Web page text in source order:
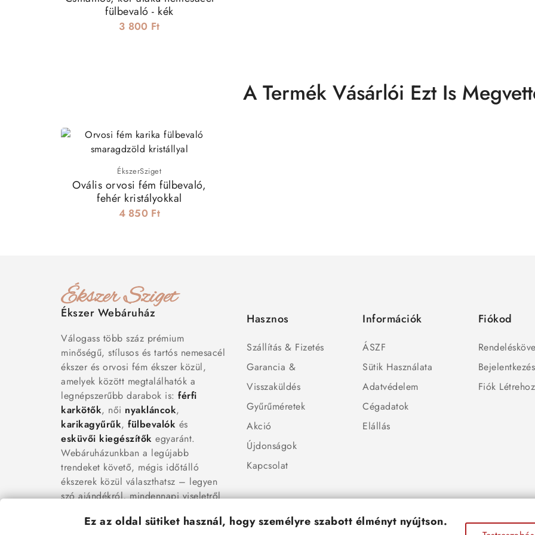
fülbevaló - kék
3 800 Ft
A Termék Vásárlói Ezt Is
ÉkszerSziget
Ovális orvosi fém fülbevaló,
fehér kristályokkal
4 850 Ft
Ékszer Webáruház
Válogass több száz prémium
minőségű, stílusos és tartós nemesacél
ékszer és orvosi fém ékszer közül,
amelyek között megtalálhatók a
legnépszerűbb darabok is: férfi
karkötők, női nyakláncok,
karikagyűrűk, fülbevalók és
esküvői kiegészítők egyaránt.
Webáruházunkban a legújabb
trendeket követő, mégis időtálló
ékszerek közül választhatsz – legyen
szó ajándékról, mindennapi viseletről
Hasznos
Szállítás & Fizetés
Garancia &
Visszaküldés
Gyűrűméretek
Akció
Újdonságok
Kapcsolat
Információk
ÁSZF
Sütik Használata
Adatvédelem
Cégadatok
Elállás
Fiókod
Bejelentkezés
Fiók
Ez az oldal sütiket használ, hogy személyre szabott élményt nyújtson.